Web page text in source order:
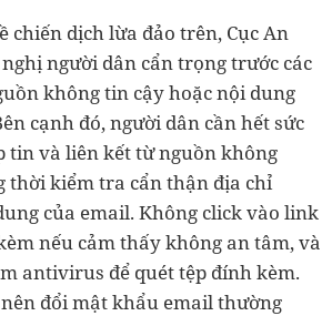
chiến dịch lừa đảo trên, Cục An
người dân cẩn trọng trước các
không tin cậy hoặc nội dung
cạnh đó, người dân cần hết sức
tin và liên kết từ nguồn không
thời kiểm tra cẩn thận địa chỉ
của email. Không click vào link
nếu cảm thấy không an tâm, và
antivirus để quét tệp đính kèm.
đổi mật khẩu email thường